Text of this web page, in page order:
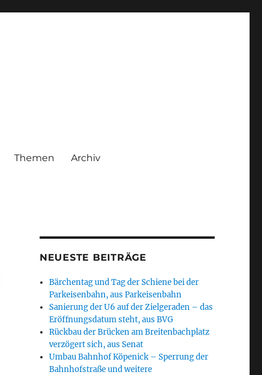
Themen Archiv
NEUESTE BEITRÄGE
Bärchentag und Tag der Schiene bei der
Parkeisenbahn, aus Parkeisenbahn
Sanierung der U6 auf der Zielgeraden – das
Eröffnungsdatum steht, aus BVG
Rückbau der Brücken am Breitenbachplatz
verzögert sich, aus Senat
Umbau Bahnhof Köpenick – Sperrung der
Bahnhofstraße und weitere